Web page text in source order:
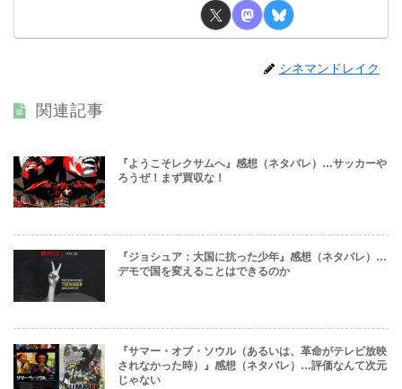
シネマンドレイク
関連記事
『ようこそレクサムへ』感想（ネタバレ）…サッカーや
ろうぜ！まず買収な！
『ジョシュア：大国に抗った少年』感想（ネタバレ）…
デモで国を変えることはできるのか
『サマー・オブ・ソウル（あるいは、革命がテレビ放映
されなかった時）』感想（ネタバレ）…評価なんて次元
じゃない